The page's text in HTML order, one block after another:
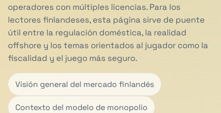
operadores con múltiples licencias. Para los
lectores finlandeses, esta página sirve de puente
útil entre la regulación doméstica, la realidad
offshore y los temas orientados al jugador como la
fiscalidad y el juego más seguro.
Visión general del mercado finlandés
Contexto del modelo de monopolio